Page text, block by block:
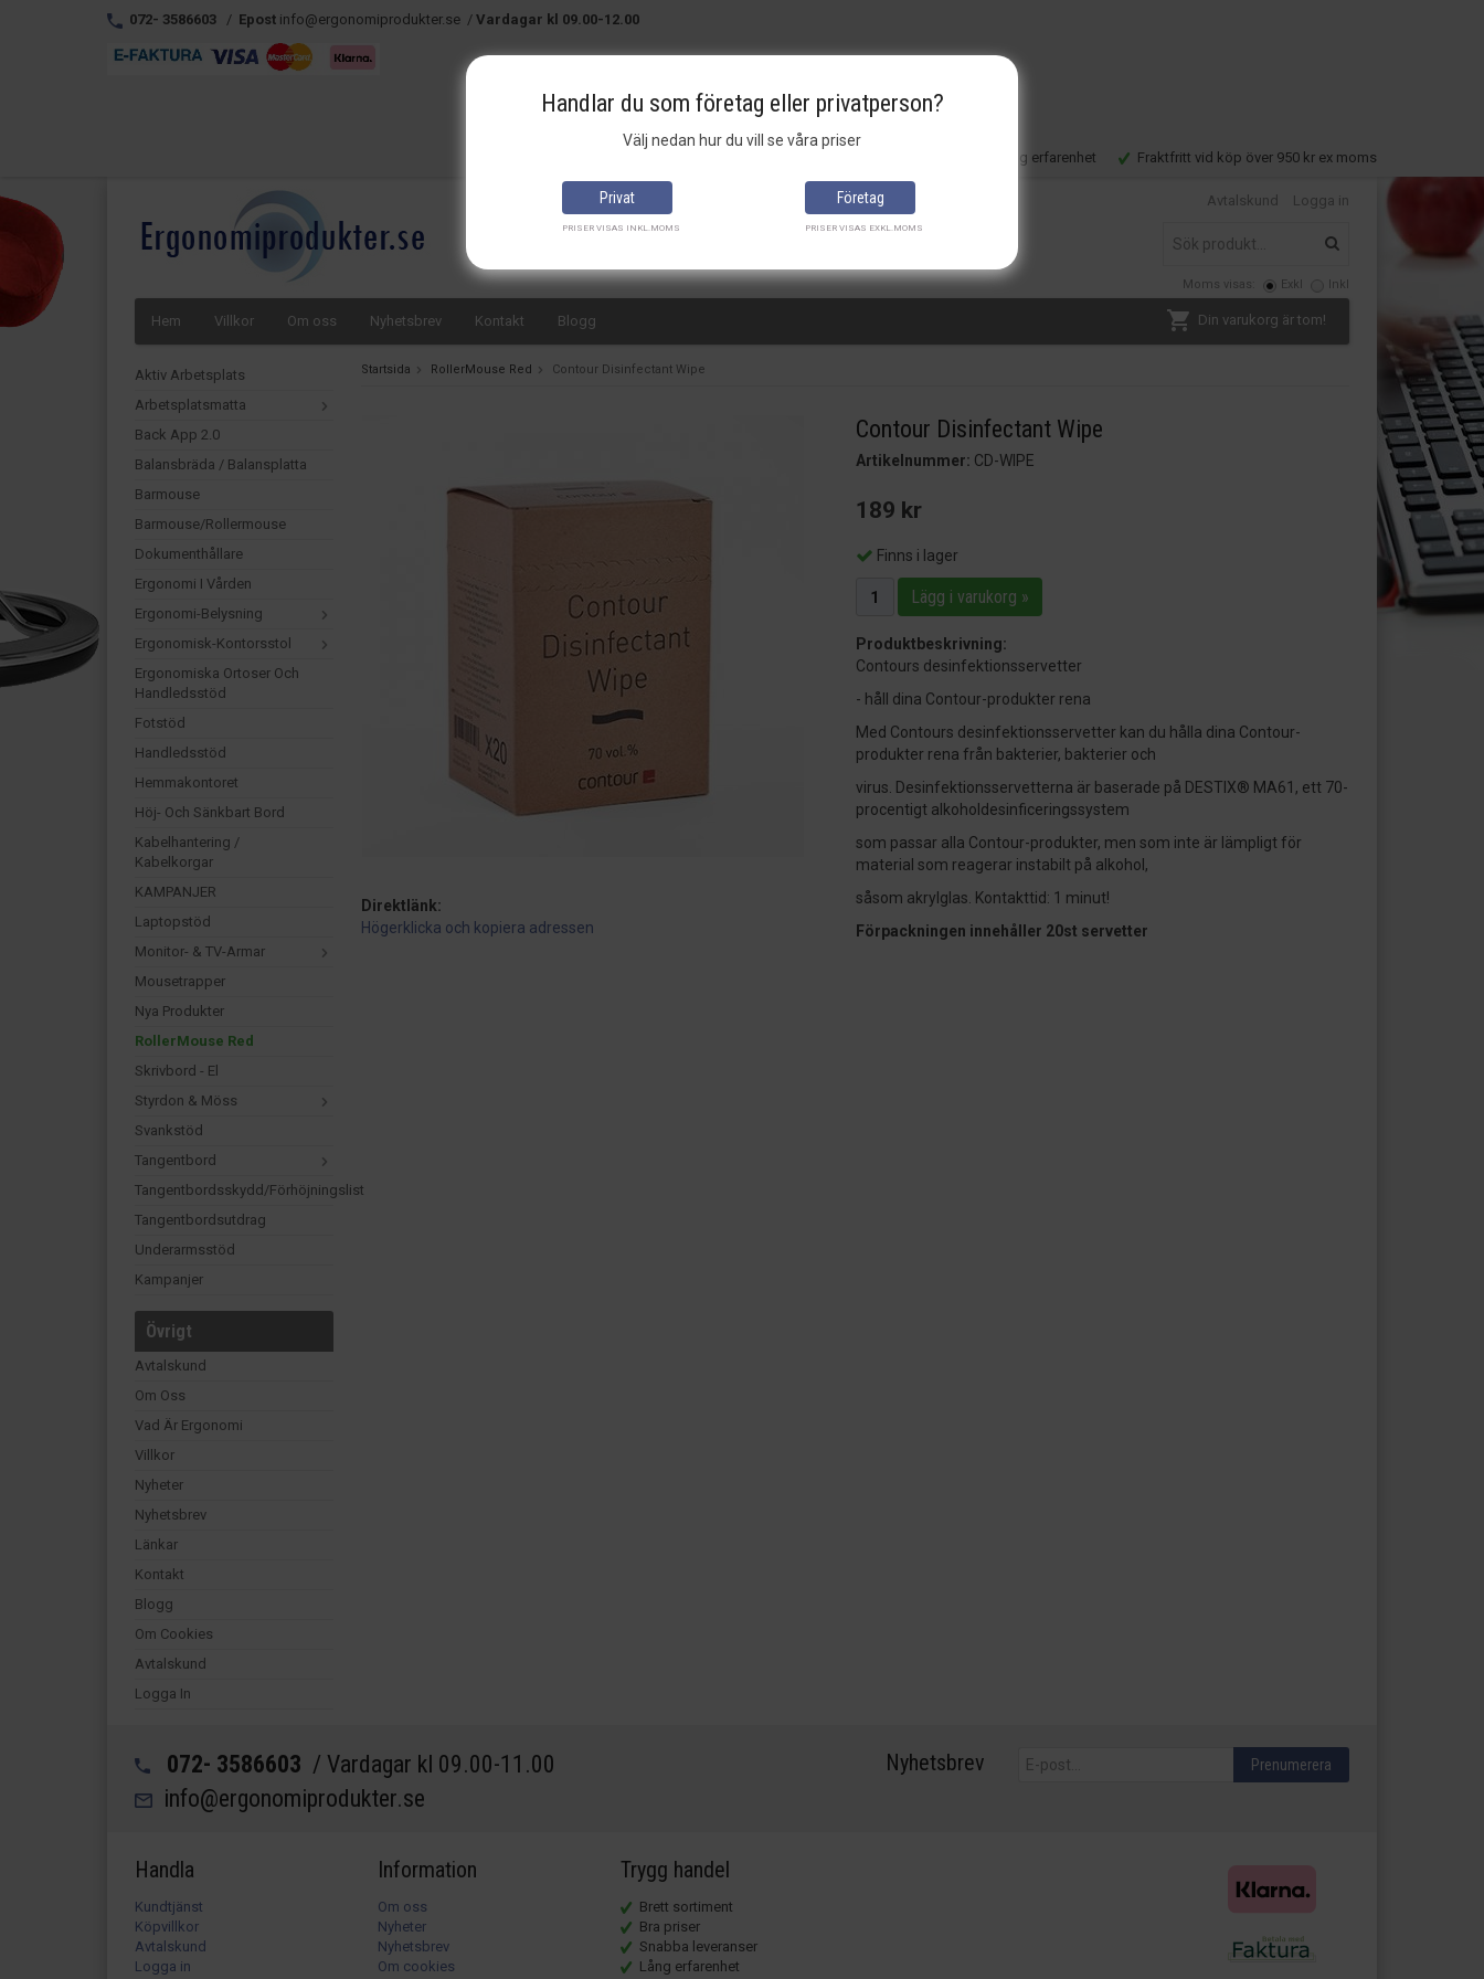
072- 3586603 / Epost info@ergonomiprodukter.se / Vardagar kl 09.00-12.00
Lång erfarenhet Fraktfritt vid köp över 950 kr ex moms
Avtalskund Logga in
Moms visas: Exkl Inkl
Hem Villkor Om oss Nyhetsbrev Kontakt Blogg Din varukorg är tom!
Aktiv Arbetsplats
Arbetsplatsmatta
Back App 2.0
Balansbräda / Balansplatta
Barmouse
Barmouse/Rollermouse
Dokumenthållare
Ergonomi I Vården
Ergonomi-Belysning
Ergonomisk-Kontorsstol
Ergonomiska Ortoser Och
Handledsstöd
Fotstöd
Handledsstöd
Hemmakontoret
Höj- Och Sänkbart Bord
Kabelhantering /
Kabelkorgar
KAMPANJER
Laptopstöd
Monitor- & TV-Armar
Mousetrapper
Nya Produkter
RollerMouse Red
Skrivbord - El
Styrdon & Möss
Svankstöd
Tangentbord
Tangentbordsskydd/förhöjningslist
Tangentbordsutdrag
Underarmsstöd
Kampanjer
Övrigt
Avtalskund
Om Oss
Vad Är Ergonomi
Villkor
Nyheter
Nyhetsbrev
Länkar
Kontakt
Blogg
Om Cookies
Avtalskund
Logga In
Startsida RollerMouse Red Contour Disinfectant Wipe
Contour Disinfectant Wipe
Artikelnummer: CD-WIPE
189 kr
Finns i lager
Lägg i varukorg »
Produktbeskrivning:
Contours desinfektionsservetter
- håll dina Contour-produkter rena
Med Contours desinfektionsservetter kan du hålla dina Contour-
produkter rena från bakterier, bakterier och
virus. Desinfektionsservetterna är baserade på DESTIX® MA61, ett 70-
procentigt alkoholdesinficeringssystem
som passar alla Contour-produkter, men som inte är lämpligt för
material som reagerar instabilt på alkohol,
såsom akrylglas. Kontakttid: 1 minut!
Förpackningen innehåller 20st servetter
Direktlänk:
Högerklicka och kopiera adressen
072- 3586603 / Vardagar kl 09.00-11.00
info@ergonomiprodukter.se
Nyhetsbrev Prenumerera
Handla
Kundtjänst
Köpvillkor
Avtalskund
Logga in
Information
Om oss
Nyheter
Nyhetsbrev
Om cookies
Trygg handel
Brett sortiment
Bra priser
Snabba leveranser
Lång erfarenhet
Handlar du som företag eller privatperson?
Välj nedan hur du vill se våra priser
Privat
PRISER VISAS INKL.MOMS
Företag
PRISER VISAS EXKL.MOMS